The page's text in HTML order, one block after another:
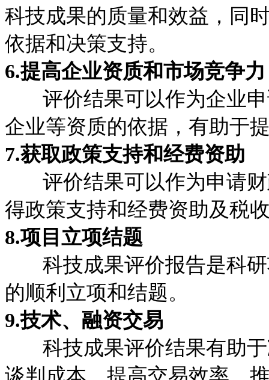
科技成果的质量和效益，同
依据和决策支持。
6.提高企业资质和市场竞争力
评价结果可以作为企业申
企业等资质的依据，有助于
7.获取政策支持和经费资助
评价结果可以作为申请财
得政策支持和经费资助及税
8.项目立项结题
科技成果评价报告是科研
的顺利立项和结题。
9.技术、融资交易
科技成果评价结果有助于
谈判成本，提高交易效率，